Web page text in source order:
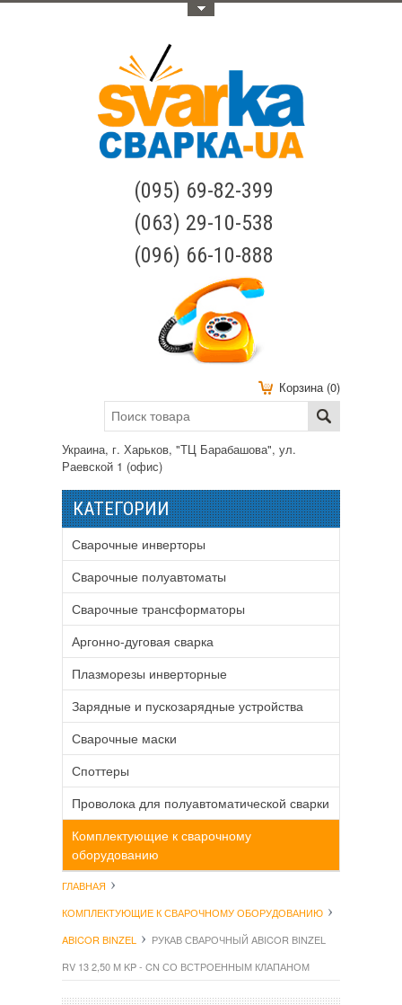
(095) 69-82-399
(063) 29-10-538
(096) 66-10-888
Корзина (0)
Украина, г. Харьков, "ТЦ Барабашова", ул.
Раевской 1 (офис)
КАТЕГОРИИ
Сварочные инверторы
Сварочные полуавтоматы
Сварочные трансформаторы
Аргонно-дуговая сварка
Плазморезы инверторные
Зарядные и пускозарядные устройства
Сварочные маски
Споттеры
Проволока для полуавтоматической сварки
Комплектующие к сварочному
оборудованию
ГЛАВНАЯ
КОМПЛЕКТУЮЩИЕ К СВАРОЧНОМУ ОБОРУДОВАНИЮ
ABICOR BINZEL
РУКАВ СВАРОЧНЫЙ ABICOR BINZEL
RV 13 2,50 М KP - CN СО ВСТРОЕННЫМ КЛАПАНОМ